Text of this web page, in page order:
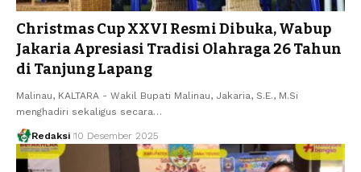
Christmas Cup XXVI Resmi Dibuka, Wabup
Jakaria Apresiasi Tradisi Olahraga 26 Tahun
di Tanjung Lapang
Malinau, KALTARA - Wakil Bupati Malinau, Jakaria, S.E., M.Si
menghadiri sekaligus secara…
Redaksi 10 Desember 2025